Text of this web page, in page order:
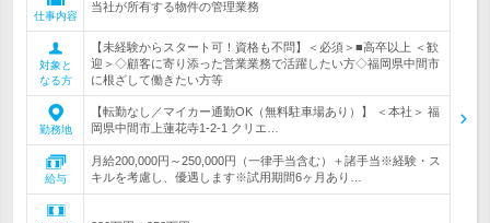
仕事内容
当社が所有する物件の管理業務
対象と
なる方
【未経験からスタート可！資格も不問】＜必須＞■高卒以上 ＜歓
迎＞◇顧客に寄り添った営業業務で活躍したい方◇福岡県中間市
に根ざして働きたい方等
勤務地
【転勤なし／マイカー通勤OK（無料駐車場あり）】 ＜本社＞ 福
岡県中間市上蓮花寺1-2-1 クリエ…
給与
月給200,000円～250,000円（一律手当含む）＋諸手当※経験・ス
キルを考慮し、優遇します※試用期間6ヶ月あり…